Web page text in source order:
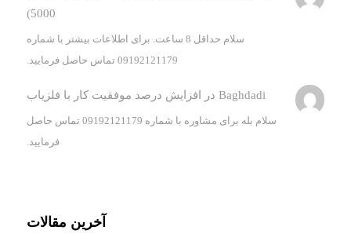
5000)
سلام حداقل 8 ساعت. برای اطلاعات بیشتر با شماره
09192121179 تماس حاصل فرمایید.
Baghdadi در افزایش درصد موفقیت کار با فلزیاب
سلام بله برای مشاوره با شماره 09192121179 تماس حاصل
فرمایید.
آخرین مقالات